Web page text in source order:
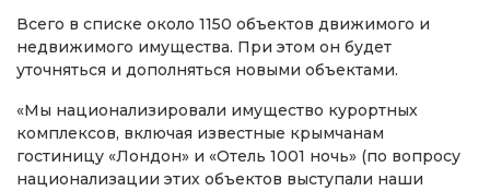
Всего в списке около 1150 объектов движимого и
недвижимого имущества. При этом он будет
уточняться и дополняться новыми объектами.
«Мы национализировали имущество курортных
комплексов, включая известные крымчанам
гостиницу «Лондон» и «Отель 1001 ночь» (по вопросу
национализации этих объектов выступали наши